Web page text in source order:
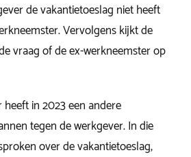
de vakantietoeslag niet heeft
Vervolgens kijkt de
vraag of de ex-werkneemster op
in 2023 een andere
tegen de werkgever. In die
over de vakantietoeslag,